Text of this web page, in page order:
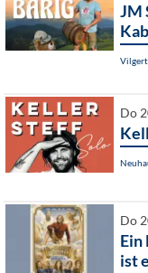
JM
Do
Do
Ein
ist